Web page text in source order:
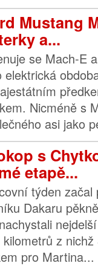
Mustang
a...
se Mach-E
elektrická
Nicméně s
asi jako
s
etapě...
týden
Dakaru
kilometrů z
pro Martina...